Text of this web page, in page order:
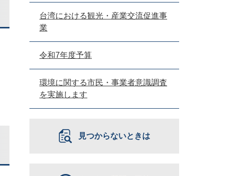
台湾における観光・産業交流促進事
業
令和7年度予算
環境に関する市民・事業者意識調査
を実施します
見つからないときは